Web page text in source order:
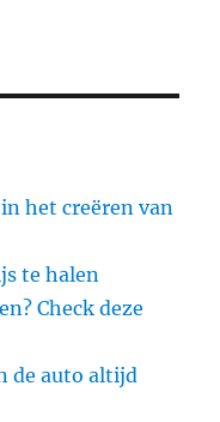
het creëren van
te halen
Check deze
de auto altijd